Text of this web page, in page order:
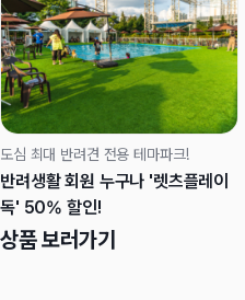
도심 최대 반려견 전용 테마파크!
반려생활 회원 누구나 '렛츠플레이
독' 50% 할인!
상품 보러가기